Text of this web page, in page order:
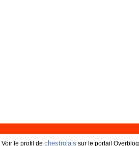
Voir le profil de chestrolais sur le portail Overblog